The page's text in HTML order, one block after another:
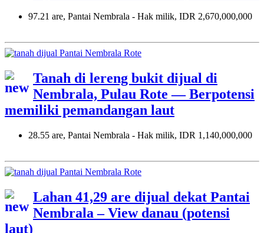
97.21 are, Pantai Nembrala - Hak milik, IDR 2,670,000,000
Tanah di lereng bukit dijual di
Nembrala, Pulau Rote — Berpotensi
memiliki pemandangan laut
28.55 are, Pantai Nembrala - Hak milik, IDR 1,140,000,000
Lahan 41,29 are dijual dekat Pantai
Nembrala – View danau (potensi
laut)